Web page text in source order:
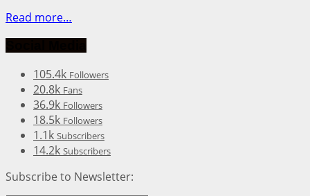
Read more…
105.4k Followers
20.8k Fans
36.9k Followers
18.5k Followers
1.1k Subscribers
14.2k Subscribers
Subscribe to Newsletter: